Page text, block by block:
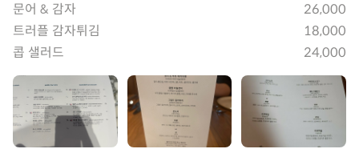
문어 & 감자
26,000
트러플 감자튀김
18,000
콥 샐러드
24,000